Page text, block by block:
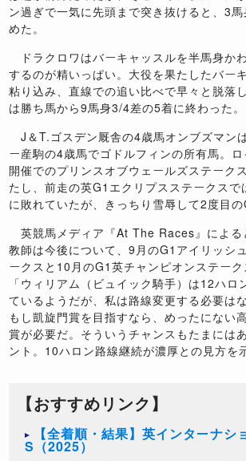
ン過ぎで一気に先頭まで突き抜けると、3
めた。
ドラクロワはバーキャッスルを半馬身か
するのが精いっぱい。大役を果たしたバー
粘り込み、直線での追い比べで早々と脱落
は勝ち馬から9馬身3/4差の5着に終わった。
J ＆T. ゴスデン厩舎の4歳馬オンブズマン
ー産駒の4歳馬でゴドルフィンの所有馬。
開催でのプリンスオブウェールズステーク
たし、前走の英G1 エクリプスステークス
に敗れていたが、きっちり雪辱して2 度目の
英競馬メディア『At The Races 』によ
教師は今後について、9 月のG1 アイリッシ
ークスと 10 月のG1英チャンピオンステーク
「ウィリアム（ビュイック騎手）は12ハロ
ているようだが、私は路線変更する必要は
もし凱旋門賞を目指すなら、めったにない
賞が必要だ。そういうチャンスもたまには
ント。 10ハロン路線継続が濃厚との見方を
【おすすめリンク】
【全着順・結果】英インターナシ
S（2025）